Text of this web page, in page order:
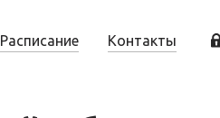
Расписание Контакты